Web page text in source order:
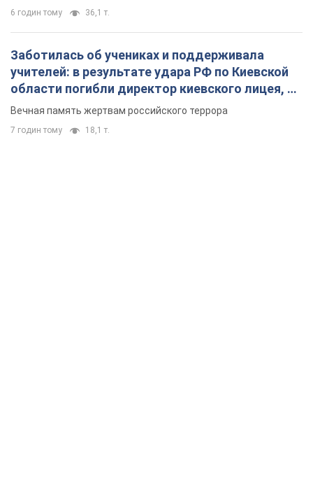
6 годин тому 36,1 т.
Заботилась об учениках и поддерживала
учителей: в результате удара РФ по Киевской
области погибли директор киевского лицея, её
муж и внук
Вечная память жертвам российского террора
7 годин тому 18,1 т.